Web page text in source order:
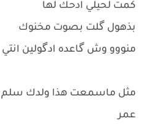
كمت لحيلي ادحك لها
بذهول گلت بصوت مخنوك
منووو وش گاعده ادگولين انتي
مثل ماسمعت هذا ولدك سلم
عمر